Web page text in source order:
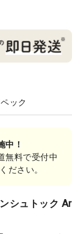
ック
中！
無料で受付中
ださい。
シュトック Ar